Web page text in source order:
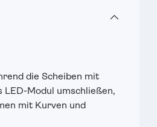
die Scheiben mit
LED-Modul umschließen,
mit Kurven und